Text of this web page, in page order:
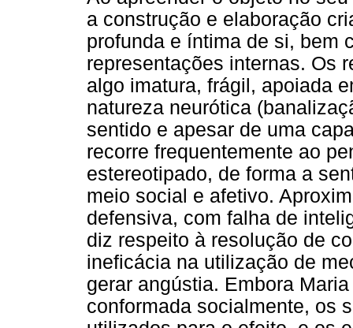
a construção e elaboração
profunda e íntima de si, bem
representações internas. Os
algo imatura, frágil, apoiada
natureza neurótica
sentido e apesar de uma
recorre frequentemente ao
estereotipado, de forma a
meio social e afetivo.
defensiva, com falha de
diz respeito à resolução de
ineficácia na utilização de
gerar angústia. Embora
conformada socialmente, os